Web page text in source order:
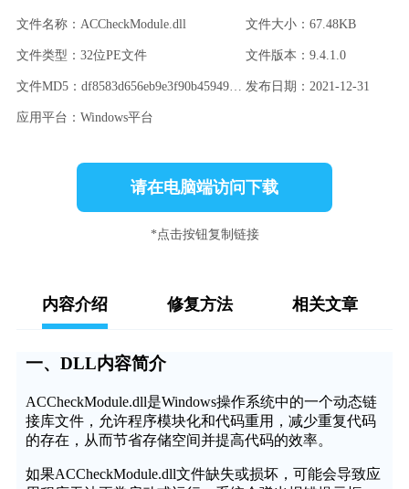
文件名称：ACCheckModule.dll 文件大小：67.48KB
文件类型：32位PE文件 文件版本：9.4.1.0
文件MD5：df8583d656eb9e3f90b459499420afbc 发布日期：2021-12-31
应用平台：Windows平台
请在电脑端访问下载
*点击按钮复制链接
内容介绍 修复方法 相关文章
一、DLL内容简介
ACCheckModule.dll是Windows操作系统中的一个动态链
接库文件，允许程序模块化和代码重用，减少重复代码
的存在，从而节省存储空间并提高代码的效率。
如果ACCheckModule.dll文件缺失或损坏，可能会导致应